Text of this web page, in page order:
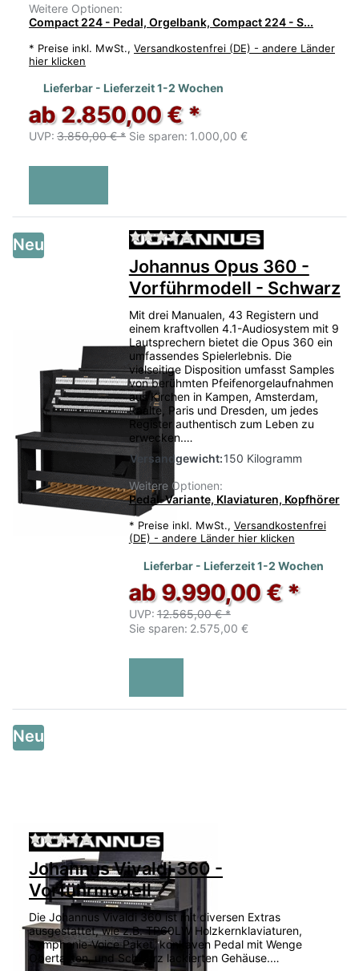
Weitere Optionen:
Compact 224 - Pedal, Orgelbank, Compact 224 - S...
* Preise inkl. MwSt., Versandkostenfrei (DE) - andere Länder
hier klicken
Lieferbar - Lieferzeit 1-2 Wochen
ab 2.850,00 € *
UVP: 3.850,00 € * Sie sparen: 1.000,00 €
Neu Zu diesem Produkt liegen
Johannus Opus 360 -
Vorführmodell - Schwarz
Mit drei Manualen, 43 Registern und
einem kraftvollen 4.1-Audiosystem mit 9
Lautsprechern bietet die Opus 360 ein
umfassendes Spielerlebnis. Die
vielseitige Disposition umfasst Samples
von berühmten Pfeifenorgelaufnahmen
aus Kirchen in Kampen, Amsterdam,
Raalte, Paris und Dresden, um jedes
Register authentisch zum Leben zu
erwecken.…
Versandgewicht:150 Kilogramm
Weitere Optionen:
Pedal-Variante, Klaviaturen, Kopfhörer
* Preise inkl. MwSt., Versandkostenfrei
(DE) - andere Länder hier klicken
Lieferbar - Lieferzeit 1-2 Wochen
ab 9.990,00 € *
UVP: 12.565,00 € *
Sie sparen: 2.575,00 €
Neu
Zu diesem Produkt liegen noch keine
Johannus Vivaldi 360 -
Vorführmodell
Die Johannus Vivaldi 360 ist mit diversen Extras
ausgestattet, wie z.B. TP60LW Holzkernklaviaturen,
Symphonie-Voice Paket, konkaven Pedal mit Wenge
Obertasten, und Schwarz lackierten Gehäuse.…